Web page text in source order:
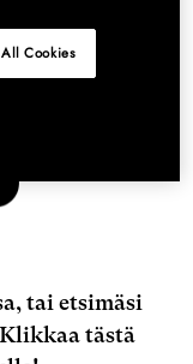
tai etsimäsi
Klikkaa tästä
Cookies